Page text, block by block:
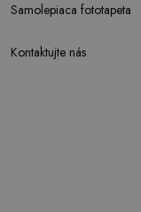
Samolepiaca fototapeta
Kontaktujte nás